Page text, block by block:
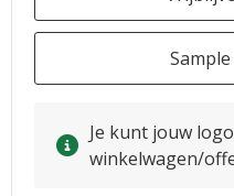
Je kunt jouw
winkelwagen/